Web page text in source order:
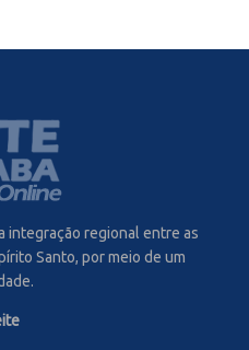
integração regional entre as
Santo, por meio de um